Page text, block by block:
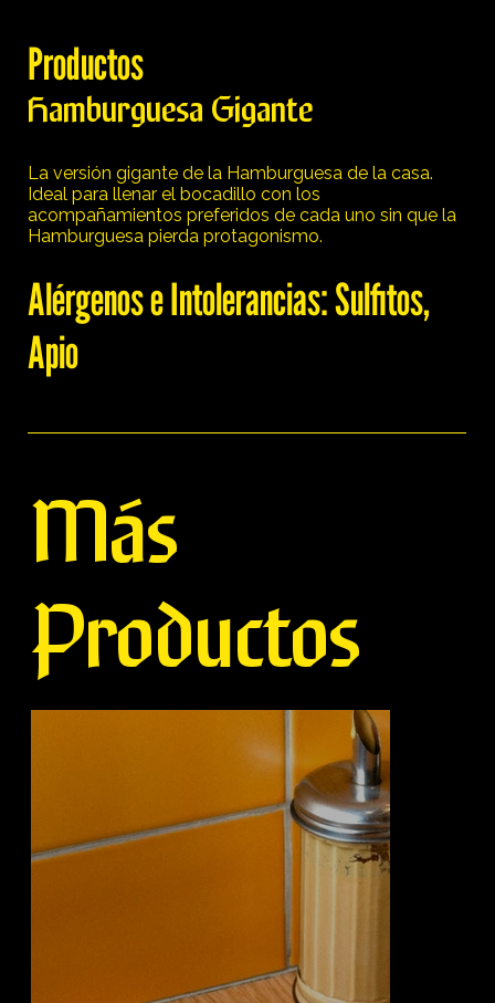
Productos
Hamburguesa Gigante
La versión gigante de la Hamburguesa de la casa.
Ideal para llenar el bocadillo con los
acompañamientos preferidos de cada uno sin que la
Hamburguesa pierda protagonismo.
Alérgenos e Intolerancias: Sulfitos,
Apio
Más
Productos